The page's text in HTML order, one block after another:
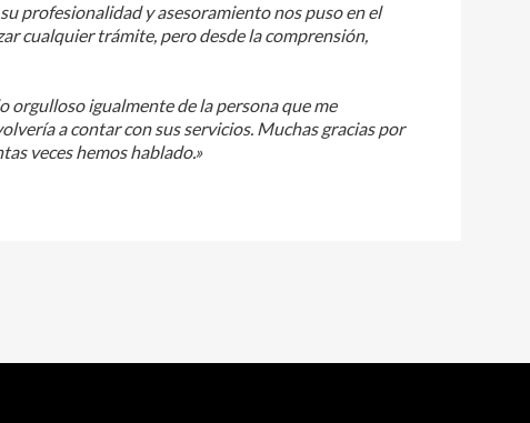
profesionalidad y asesoramiento nos puso en el
cualquier trámite, pero desde la comprensión,
orgulloso igualmente de la persona que me
a contar con sus servicios. Muchas gracias por
veces hemos hablado.»